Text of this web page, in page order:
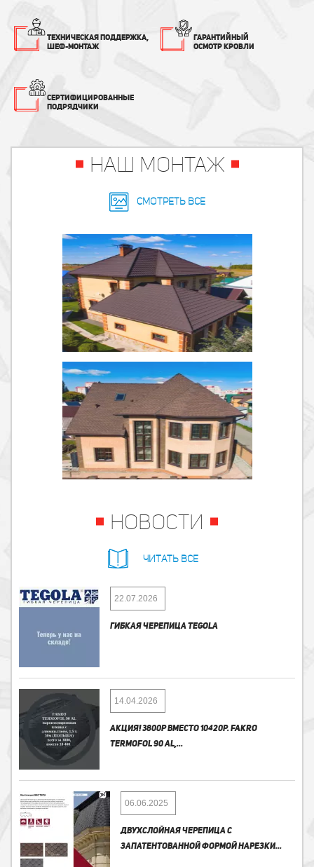
ТЕХНИЧЕСКАЯ ПОДДЕРЖКА,
ШЕФ-МОНТАЖ
ГАРАНТИЙНЫЙ
ОСМОТР КРОВЛИ
СЕРТИФИЦИРОВАННЫЕ
ПОДРЯДЧИКИ
НАШ МОНТАЖ
Смотреть все
НОВОСТИ
Читать все
22.07.2026
ГИБКАЯ ЧЕРЕПИЦА TEGOLA
14.04.2026
АКЦИЯ! 3800Р ВМЕСТО 10420Р. FAKRO
TERMOFOL 90 AL,...
06.06.2025
ДВУХСЛОЙНАЯ ЧЕРЕПИЦА С
ЗАПАТЕНТОВАННОЙ ФОРМОЙ НАРЕЗКИ...